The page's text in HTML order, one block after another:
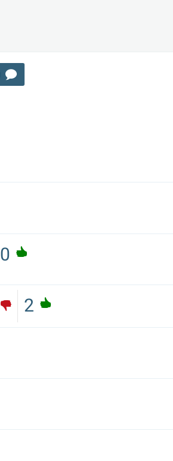
0
2